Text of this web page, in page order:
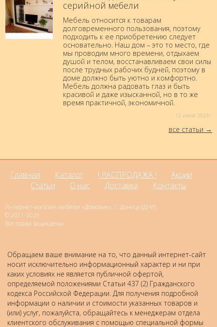
серийной мебели
Мебель относится к товарам
долговременного пользования, поэтому
подходить к ее приобретению следует
основательно. Наш дом – это то место, где
мы проводим много времени, отдыхаем
душой и телом, восстанавливаем свои силы
после трудных рабочих будней, поэтому в
доме должно быть уютно и комфортно.
Мебель должна радовать глаз и быть
красивой и даже изысканной, но в то же
время практичной, экономичной.
12 июня 2023г.
все статьи
Главная Каталог ! РАСПРОДАЖА !
Акции
Статьи
О нас Доставка Контакты
Интернет-магазин мебели «Домовик», г. Донецк (ДНР)
© 2011-2025
Все права защищены
Обращаем ваше внимание на то, что данный интернет-сайт
носит исключительно информационный характер и ни при
каких условиях не является публичной офертой,
определяемой положениями Статьи 437 (2) Гражданского
кодекса Российской Федерации. Для получения подробной
информации о наличии и стоимости указанных товаров и
(или) услуг, пожалуйста, обращайтесь к менеджерам отдела
клиентского обслуживания с помощью специальной формы